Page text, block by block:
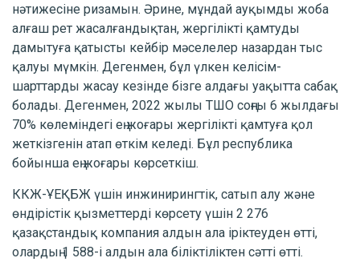
нәтижесіне ризамын. Әрине, мұндай ауқымды жоба
алғаш рет жасалғандықтан, жергілікті қамтуды
дамытуға қатысты кейбір мәселелер назардан тыс
қалуы мүмкін. Дегенмен, бұл үлкен келісім-
шарттарды жасау кезінде бізге алдағы уақытта сабақ
болады. Дегенмен, 2022 жылы ТШО соңғы 6 жылдағы
70% көлеміндегі ең жоғары жергілікті қамтуға қол
жеткізгенін атап өткім келеді. Бұл республика
бойынша ең жоғары көрсеткіш.
ККЖ-ҰЕҚБЖ үшін инжинирингтік, сатып алу және
өндірістік қызметтерді көрсету үшін 2 276
қазақстандық компания алдын ала іріктеуден өтті,
олардың 1 588-і алдын ала біліктіліктен сәтті өтті.